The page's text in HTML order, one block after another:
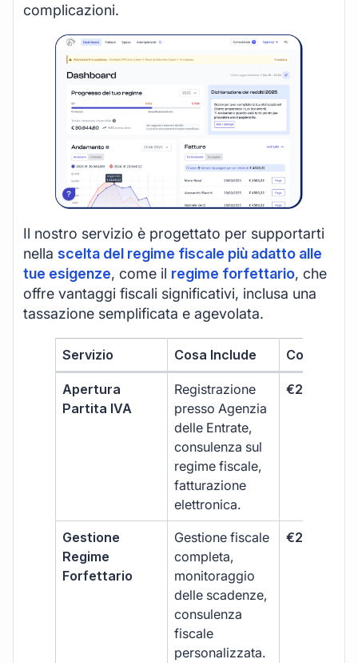
complicazioni.
Il nostro servizio è progettato per supportarti
nella scelta del regime fiscale più adatto alle
tue esigenze, come il regime forfettario, che
offre vantaggi fiscali significativi, inclusa una
tassazione semplificata e agevolata.
Servizio Cosa Include Costo
Apertura
Partita IVA
Registrazione
presso Agenzia
delle Entrate,
consulenza sul
regime fiscale,
fatturazione
elettronica.
€264 +
Gestione
Regime
Forfettario
Gestione fiscale
completa,
monitoraggio
delle scadenze,
consulenza
fiscale
personalizzata.
€264 +